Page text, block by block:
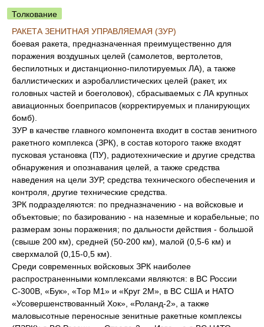
Толкование
РАКЕТА ЗЕНИТНАЯ УПРАВЛЯЕМАЯ (ЗУР)
боевая ракета, предназначенная преимущественно для
поражения воздушных целей (самолетов, вертолетов,
беспилотных и дистанционно-пилотируемых ЛА), а также
баллистических и аэробаллистических целей (ракет, их
головных частей и боеголовок), сбрасываемых с ЛА крупных
авиационных боеприпасов (корректируемых и планирующих
бомб).
ЗУР в качестве главного компонента входит в состав зенитного
ракетного комплекса (ЗРК), в состав которого также входят
пусковая установка (ПУ), радиотехнические и другие средства
обнаружения и опознавания целей, а также средства
наведения на цели ЗУР, средства технического обеспечения и
контроля, другие технические средства.
ЗРК подразделяются: по предназначению - на войсковые и
объектовые; по базированию - на наземные и корабельные; по
размерам зоны поражения; по дальности действия - большой
(свыше 200 км), средней (50-200 км), малой (0,5-6 км) и
сверхмалой (0,15-0,5 км).
Среди современных войсковых ЗРК наиболее
распространенными комплексами являются: в ВС России
С-300В, «Бук», «Тор М1» и «Круг 2М», в ВС США и НАТО
«Усовершенствованный Хок», «Роланд-2», а также
маловысотные переносные зенитные ракетные комплексы